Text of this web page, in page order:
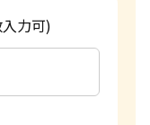
日によって買取価格
力可)